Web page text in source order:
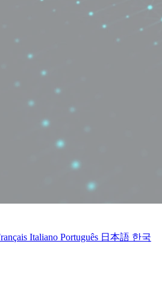
Italiano Português 日本語 한국